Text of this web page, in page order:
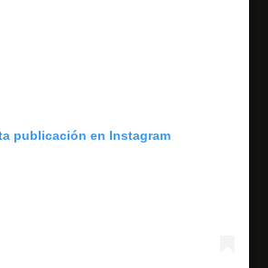
publicación en Instagram